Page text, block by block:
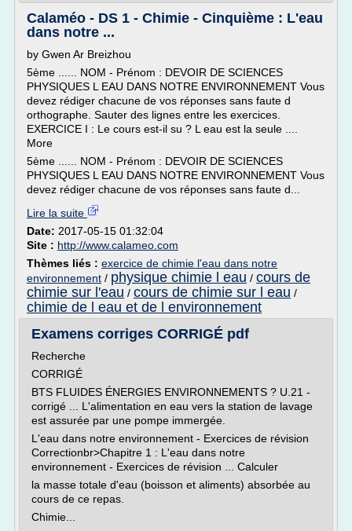
Calaméo - DS 1 - Chimie - Cinquième : L'eau
dans notre ...
by Gwen Ar Breizhou
5ème ...... NOM - Prénom : DEVOIR DE SCIENCES
PHYSIQUES L EAU DANS NOTRE ENVIRONNEMENT Vous
devez rédiger chacune de vos réponses sans faute d
orthographe. Sauter des lignes entre les exercices.
EXERCICE I : Le cours est-il su ? L eau est la seule ....
More
5ème ...... NOM - Prénom : DEVOIR DE SCIENCES
PHYSIQUES L EAU DANS NOTRE ENVIRONNEMENT Vous
devez rédiger chacune de vos réponses sans faute d...
Lire la suite
Date: 2017-05-15 01:32:04
Site : http://www.calameo.com
Thèmes liés : exercice de chimie l'eau dans notre
environnement / physique chimie l eau / cours de
chimie sur l'eau / cours de chimie sur l eau /
chimie de l eau et de l environnement
Examens corriges CORRIGÉ pdf
Recherche
CORRIGÉ
BTS FLUIDES ÉNERGIES ENVIRONNEMENTS ? U.21 -
corrigé ... L'alimentation en eau vers la station de lavage
est assurée par une pompe immergée.
L'eau dans notre environnement - Exercices de révision
Correctionbr>Chapitre 1 : L'eau dans notre
environnement - Exercices de révision ... Calculer
la masse totale d'eau (boisson et aliments) absorbée au
cours de ce repas.
Chimie...